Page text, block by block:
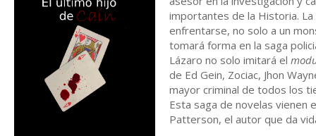
importantes de la Historia.
enfrentarse, no solo a un
tomará forma en la saga
Lázaro no solo imitará el
de Ed Gein, Zociac, Jhon
mayor criminal de todos los
Esta saga de novelas vienen
Patterson, el autor que da